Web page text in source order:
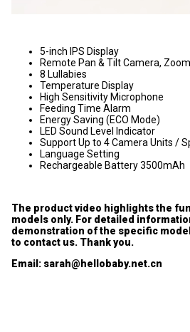
5-inch IPS Display
Remote Pan & Tilt Camera,
8 Lullabies
Temperature Display
High Sensitivity Microphone
Feeding Time Alarm
Energy Saving (ECO Mode)
LED Sound Level Indicator
Support Up to 4 Camera Units /
Language Setting
Rechargeable Battery 3500mAh
The product video highlights the
models only. For detailed
demonstration of the specific
to contact us. Thank you.
Email: sarah@hellobaby.net.cn